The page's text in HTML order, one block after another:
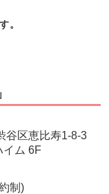
。
区恵比寿1-8-3
イム 6F
制)